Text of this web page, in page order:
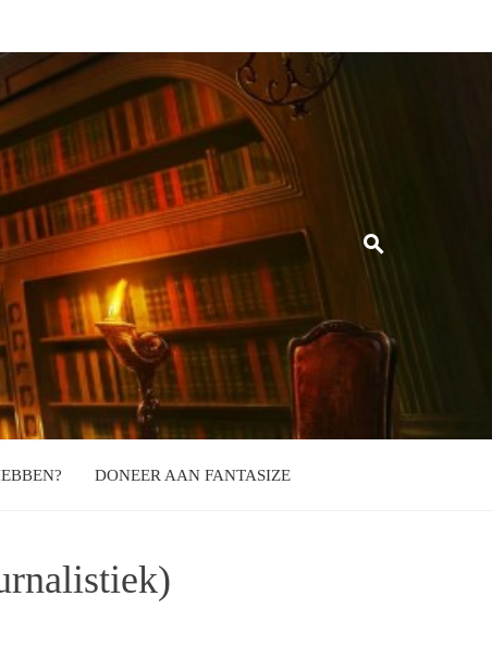
DONEER AAN FANTASIZE